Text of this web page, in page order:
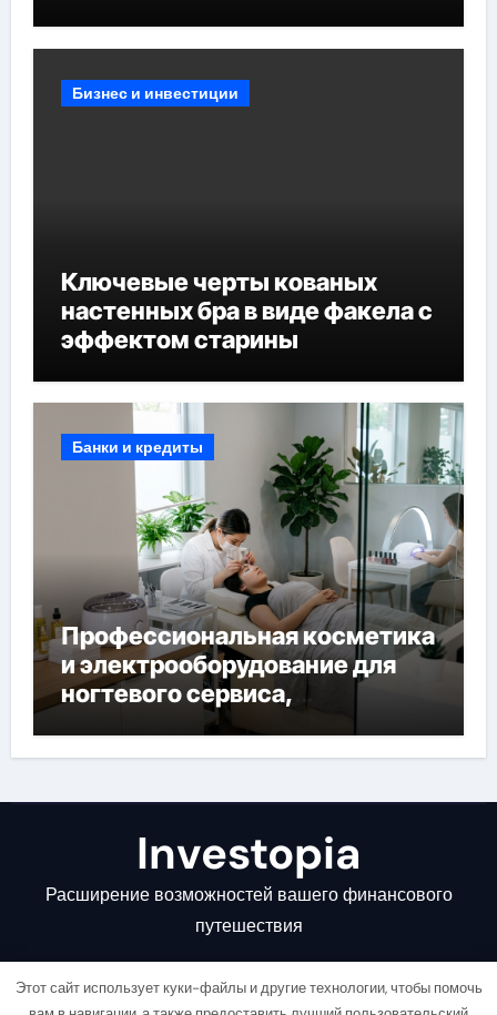
Бизнес и инвестиции
Ключевые черты кованых
настенных бра в виде факела с
эффектом старины
Банки и кредиты
Профессиональная косметика
и электрооборудование для
ногтевого сервиса,
наращивания ресниц и
депиляции
Investopia
Расширение возможностей вашего финансового
путешествия
Этот сайт использует куки-файлы и другие технологии, чтобы помочь